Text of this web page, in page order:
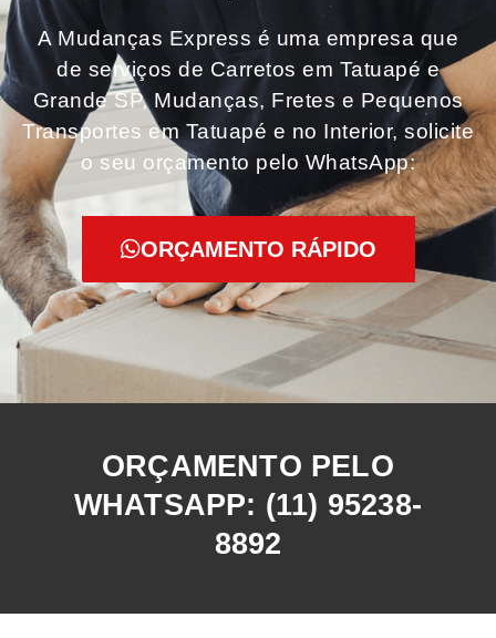
A Mudanças Express é uma empresa que
de serviços de Carretos em Tatuapé e
Grande SP, Mudanças, Fretes e Pequenos
Transportes em Tatuapé e no Interior, solicite
o seu orçamento pelo WhatsApp:
ORÇAMENTO RÁPIDO
ORÇAMENTO PELO
WHATSAPP: (11) 95238-
8892